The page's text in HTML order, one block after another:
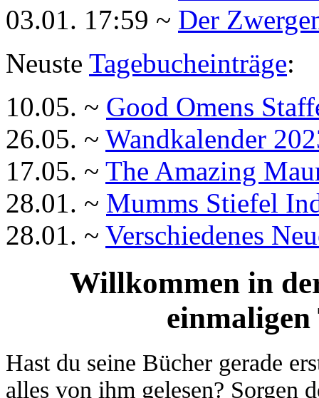
03.01. 17:59 ~ Der
Neuste Tagebucheinträge:
10.05. ~ Good Omens
26.05. ~ Wandkalender
17.05. ~ The Amazing
28.01. ~ Mumms Stiefel
28.01. ~ Verschiedenes
Willkommen in
Hast du seine Bücher gerade
alles von ihm gelesen? Sorgen